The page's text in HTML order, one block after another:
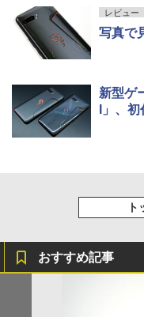
レビュー
写真で
新型ゲ
I」、
ト
おすすめ記事